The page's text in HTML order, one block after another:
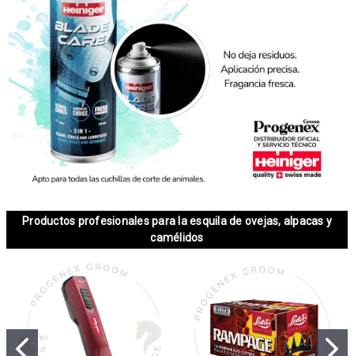
Productos profesionales para la esquila de ovejas, alpacas y
camélidos